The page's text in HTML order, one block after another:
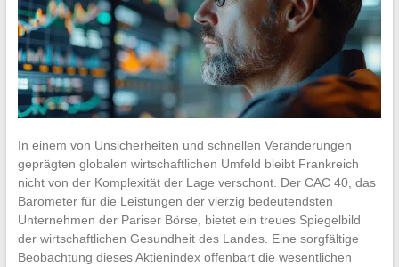
In einem von Unsicherheiten und schnellen Veränderungen
geprägten globalen wirtschaftlichen Umfeld bleibt Frankreich
nicht von der Komplexität der Lage verschont. Der CAC 40, das
Barometer für die Leistungen der vierzig bedeutendsten
Unternehmen der Pariser Börse, bietet ein treues Spiegelbild
der wirtschaftlichen Gesundheit des Landes. Eine sorgfältige
Beobachtung dieses Aktienindex offenbart die wesentlichen